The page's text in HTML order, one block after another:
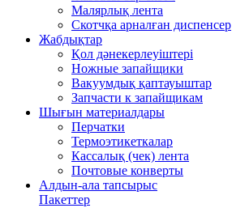
Малярлық лента
Скотчқа арналған диспенсер
Жабдықтар
Қол дәнекерлеуіштері
Ножные запайщики
Вакуумдық қаптауыштар
Запчасти к запайщикам
Шығын материалдары
Перчатки
Термоэтикеткалар
Кассалық (чек) лента
Почтовые конверты
Алдын-ала тапсырыс
Пакеттер